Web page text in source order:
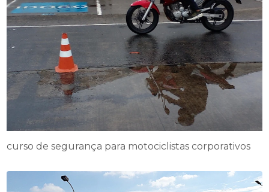
curso de segurança para motociclistas corporativos